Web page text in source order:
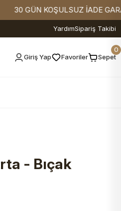
KOŞULSUZ İADE GARANTİSİ
YardımSipariş Takibi
Giriş Yap Favoriler Sepet
0
- Bıçak